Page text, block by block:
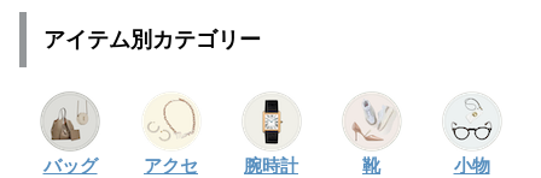
・
広瀬すず
川口春奈
・ 石原さとみ
・広瀬アリス
アイテム別カテゴリー
バッグ アクセ 腕時計 靴 小物